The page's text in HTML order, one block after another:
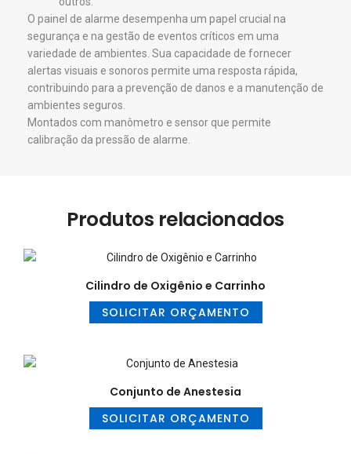
O painel de alarme desempenha um papel crucial na
segurança e na gestão de eventos críticos em uma
variedade de ambientes. Sua capacidade de fornecer
alertas visuais e sonoros permite uma resposta rápida,
contribuindo para a prevenção de danos e a manutenção de
ambientes seguros.
Montados com manômetro e sensor que permite
calibração da pressão de alarme.
Produtos relacionados
Cilindro de Oxigênio e Carrinho
SOLICITAR ORÇAMENTO
Conjunto de Anestesia
SOLICITAR ORÇAMENTO